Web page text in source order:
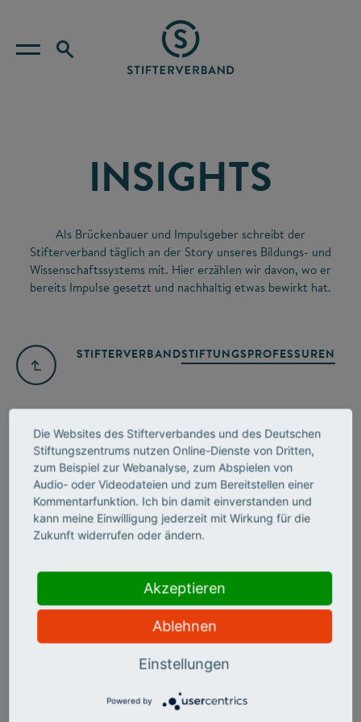
INSIGHTS
Als Brückenbauer und Impulsgeber schreibt der
Stifterverband täglich an der Story unseres Bildungs- und
Wissenschaftssystems mit. Hier erzählen wir davon, wo er
bereits Impulse gesetzt und nachhaltig etwas bewirkt hat.
STIFTERVERBANDSTIFTUNGSPROFESSUREN
INSIGHTS NEWSLETTER
BLEIBEN SIE IM BILDE UND
ABONNIEREN UNSEREN
Die Websites des Stifterverbandes und des Deutschen
Stiftungszentrums nutzen Online-Dienste von Dritten,
zum Beispiel zur Webanalyse, zum Abspielen von
Audio- oder Videodateien und zum Bereitstellen einer
Kommentarfunktion. Ich bin damit einverstanden und
kann meine Einwilligung jederzeit mit Wirkung für die
Zukunft widerrufen oder ändern.
Akzeptieren
Ablehnen
Einstellungen
Powered by